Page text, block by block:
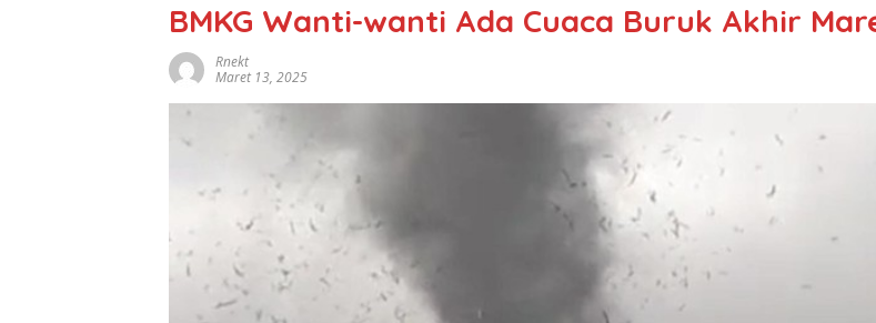
BMKG Wanti-wanti Ada Cuaca Buruk Akhir
Rnekt
Maret 13, 2025